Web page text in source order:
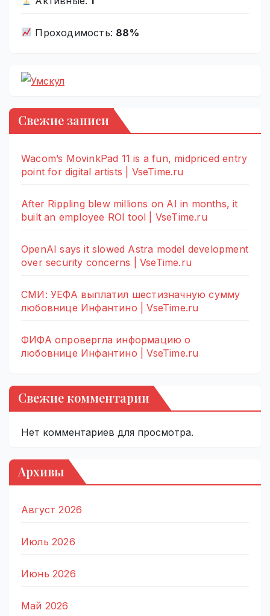
Проходимость: 88%
Свежие записи
Wacom’s MovinkPad 11 is a fun, midpriced entry
point for digital artists | VseTime.ru
After Rippling blew millions on AI in months, it
built an employee ROI tool | VseTime.ru
OpenAI says it slowed Astra model development
over security concerns | VseTime.ru
СМИ: УЕФА выплатил шестизначную сумму
любовнице Инфантино | VseTime.ru
ФИФА опровергла информацию о
любовнице Инфантино | VseTime.ru
Свежие комментарии
Нет комментариев для просмотра.
Архивы
Август 2026
Июль 2026
Июнь 2026
Май 2026